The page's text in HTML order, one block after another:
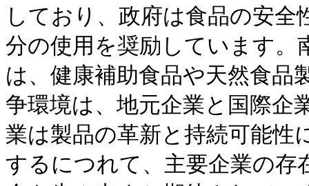
しており、政府は食品の安
分の使用を奨励しています。
は、健康補助食品や天然食品
争環境は、地元企業と国際企
業は製品の革新と持続可能性
するにつれて、主要企業の存